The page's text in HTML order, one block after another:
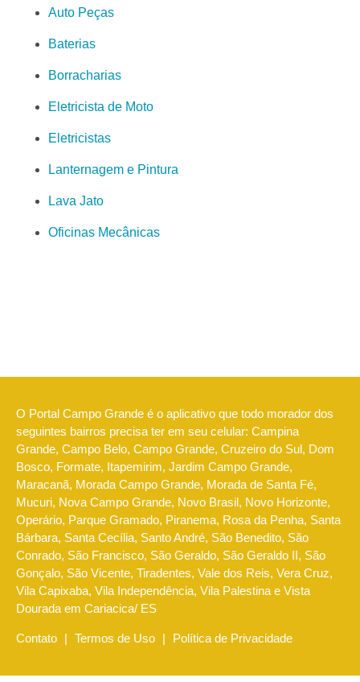
Auto Peças
Baterias
Borracharias
Eletricista de Moto
Eletricistas
Lanternagem e Pintura
Lava Jato
Oficinas Mecânicas
O Portal Campo Grande é o aplicativo que todo morador dos
seguintes bairros precisa ter em seu celular: Campina
Grande, Campo Belo, Campo Grande, Cruzeiro do Sul, Dom
Bosco, Formate, Itapemirim, Jardim Campo Grande,
Maracanã, Morada Campo Grande, Morada de Santa Fé,
Mucuri, Nova Campo Grande, Novo Brasil, Novo Horizonte,
Operário, Parque Gramado, Piranema, Rosa da Penha, Santa
Bárbara, Santa Cecília, Santo André, São Benedito, São
Conrado, São Francisco, São Geraldo, São Geraldo II, São
Gonçalo, São Vicente, Tiradentes, Vale dos Reis, Vera Cruz,
Vila Capixaba, Vila Independência, Vila Palestina e Vista
Dourada em Cariacica/ ES
Contato | Termos de Uso | Política de Privacidade